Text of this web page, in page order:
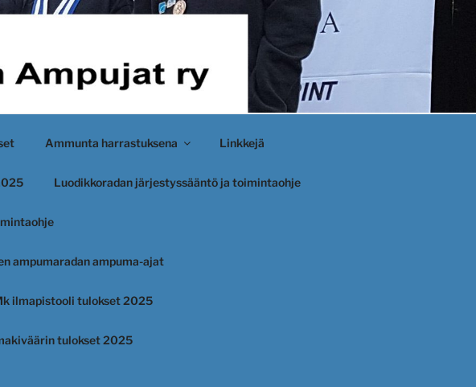
Ammunta harrastuksena Linkkejä
Luodikkoradan järjestyssääntö ja toimintaohje
ampumaradan ampuma-ajat
ilmapistooli tulokset 2025
tulokset 2025